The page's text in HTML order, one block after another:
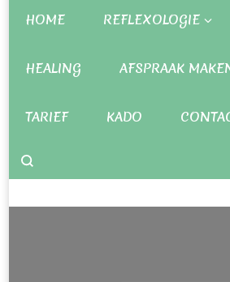
HOME REFLEXOLOGIE
HEALING AFSPRAAK
TARIEF KADO